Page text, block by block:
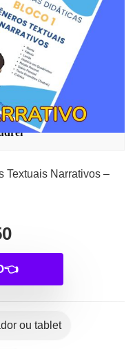
de gêneros
BLOCO 1
Textuais Narrativos –
ou tablet